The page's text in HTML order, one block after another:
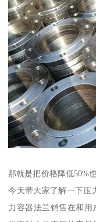
那就是把价格降低50%
今天带大家了解一下压
力容器法兰销售在和